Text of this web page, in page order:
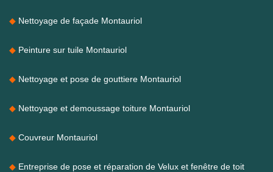
Nettoyage de façade Montauriol
Peinture sur tuile Montauriol
Nettoyage et pose de gouttiere Montauriol
Nettoyage et demoussage toiture Montauriol
Couvreur Montauriol
Entreprise de pose et réparation de Velux et fenêtre de toit